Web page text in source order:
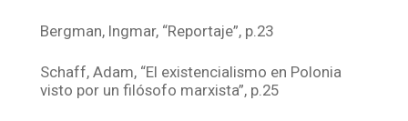
Bergman, Ingmar, “Reportaje”, p.23
Schaff, Adam, “El existencialismo en Polonia
visto por un filósofo marxista”, p.25